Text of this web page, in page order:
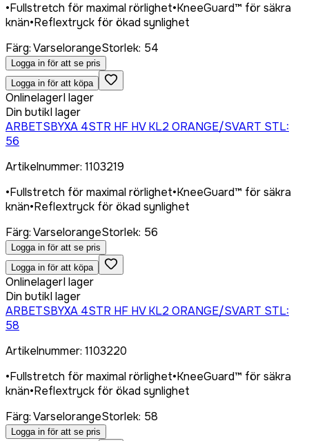
•Fullstretch för maximal rörlighet•KneeGuard™ för säkra
knän•Reflextryck för ökad synlighet
Färg:VarselorangeStorlek: 54
Logga in för att se pris
Logga in för att köpa
OnlinelagerI lager
Din butikI lager
ARBETSBYXA 4STR HF HV KL2 ORANGE/SVART STL:
56
Artikelnummer: 1103219
•Fullstretch för maximal rörlighet•KneeGuard™ för säkra
knän•Reflextryck för ökad synlighet
Färg:VarselorangeStorlek: 56
Logga in för att se pris
Logga in för att köpa
OnlinelagerI lager
Din butikI lager
ARBETSBYXA 4STR HF HV KL2 ORANGE/SVART STL:
58
Artikelnummer: 1103220
•Fullstretch för maximal rörlighet•KneeGuard™ för säkra
knän•Reflextryck för ökad synlighet
Färg:VarselorangeStorlek: 58
Logga in för att se pris